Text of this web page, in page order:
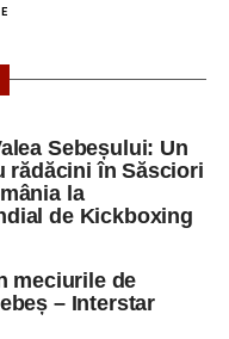
Sebeșului: Un
rădăcini în Săsciori
la
de Kickboxing
meciurile de
– Interstar